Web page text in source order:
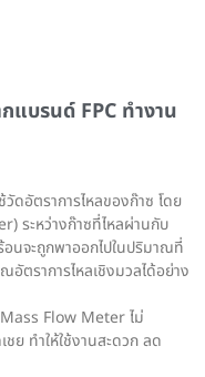
บรนด์ FPC ทำงาน
อัตราการไหลของก๊าซ โดย
ระหว่างก๊าซที่ไหลผ่านกับ
อนจะถูกพาออกไปในปริมาณที่
ตราการไหลเชิงมวลได้อย่าง
Flow Meter ไม่
ทำให้ใช้งานสะดวก ลด